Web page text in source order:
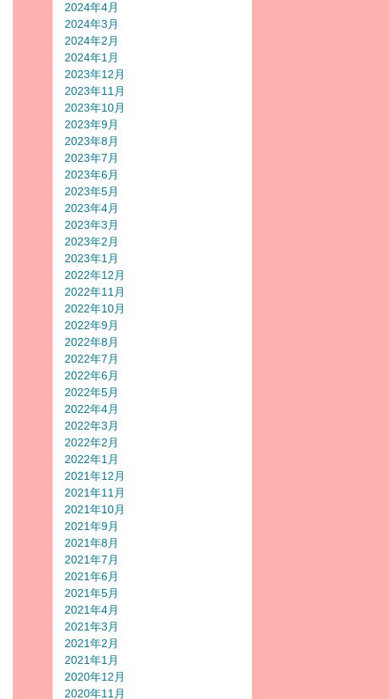
2024年4月
2024年3月
2024年2月
2024年1月
2023年12月
2023年11月
2023年10月
2023年9月
2023年8月
2023年7月
2023年6月
2023年5月
2023年4月
2023年3月
2023年2月
2023年1月
2022年12月
2022年11月
2022年10月
2022年9月
2022年8月
2022年7月
2022年6月
2022年5月
2022年4月
2022年3月
2022年2月
2022年1月
2021年12月
2021年11月
2021年10月
2021年9月
2021年8月
2021年7月
2021年6月
2021年5月
2021年4月
2021年3月
2021年2月
2021年1月
2020年12月
2020年11月